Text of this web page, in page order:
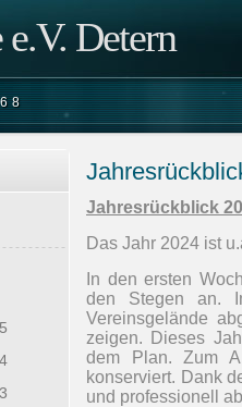
Detern
Jahresrückblick
Das Jahr 2024 ist
In den ersten
den Stegen an.
Vereinsgelände
zeigen. Dieses
dem Plan. Zum
konserviert. Dank
und professionell